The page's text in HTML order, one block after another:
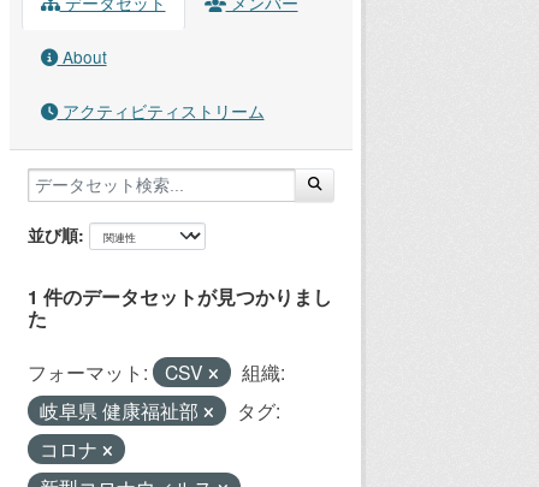
About
アクティビティストリーム
並び順
1 件のデータセットが見つかりまし
た
フォーマット: CSV
組織:
岐阜県 健康福祉部
タグ:
コロナ